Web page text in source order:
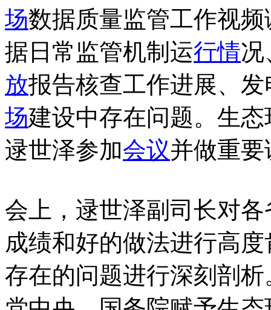
场数据质量监管工作视
据日常监管机制运行情况
放报告核查工作进展、
场建设中存在问题。生
逯世泽参加会议并做重
会上，逯世泽副司长对
成绩和好的做法进行高
存在的问题进行深刻剖